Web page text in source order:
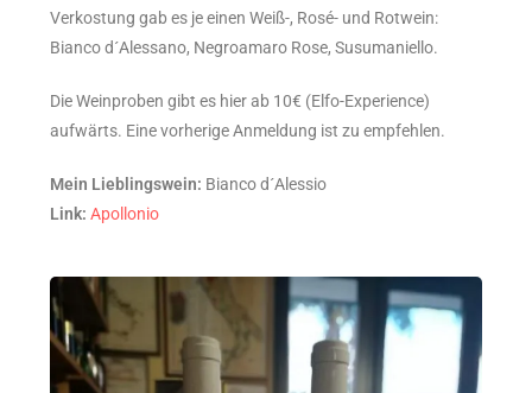
Verkostung gab es je einen Weiß-, Rosé- und Rotwein:
Bianco d´Alessano, Negroamaro Rose, Susumaniello.
Die Weinproben gibt es hier ab 10€ (Elfo-Experience)
aufwärts. Eine vorherige Anmeldung ist zu empfehlen.
Mein Lieblingswein: Bianco d´Alessio
Link: Apollonio